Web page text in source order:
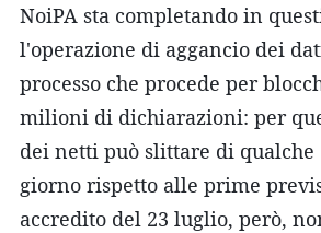
NoiPA sta completando in
l'operazione di aggancio dei
processo che procede per
milioni di dichiarazioni: per
dei netti può slittare di qualche
giorno rispetto alle prime
accredito del 23 luglio, però,